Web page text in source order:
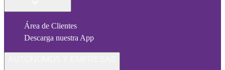
Área de Clientes
Descarga nuestra App